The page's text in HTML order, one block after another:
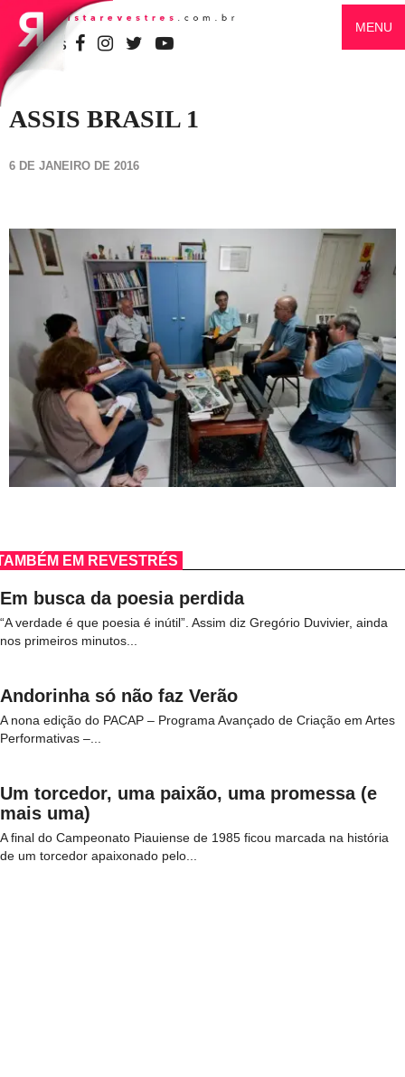
SIGA-NOS
MENU
ASSIS BRASIL 1
6 DE JANEIRO DE 2016
EM REVESTRÉS
Em busca da poesia perdida
“A verdade é que poesia é inútil”. Assim diz Gregório Duvivier, ainda
nos primeiros minutos...
Andorinha só não faz Verão
A nona edição do PACAP – Programa Avançado de Criação em Artes
Performativas –...
Um torcedor, uma paixão, uma promessa (e
mais uma)
A final do Campeonato Piauiense de 1985 ficou marcada na história
de um torcedor apaixonado pelo...